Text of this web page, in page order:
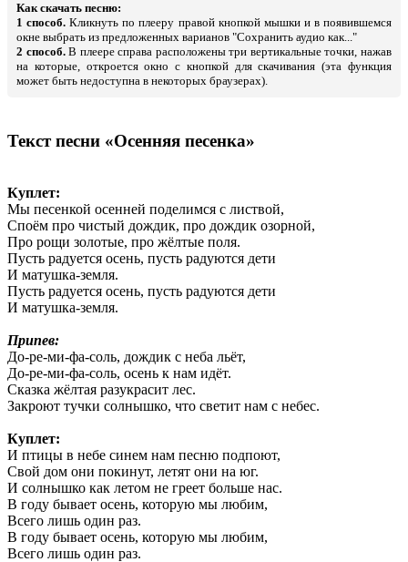
Как скачать песню:
1 способ. Кликнуть по плееру правой кнопкой мышки и в появившемся
окне выбрать из предложенных варианов "Сохранить аудио как..."
2 способ.В плеере справа расположены три вертикальные точки, нажав
на которые, откроется окно с кнопкой для скачивания (эта функция
может быть недоступна в некоторых браузерах).
Текст песни «Осенняя песенка»
Куплет:
Мы песенкой осенней поделимся с листвой,
Споём про чистый дождик, про дождик озорной,
Про рощи золотые, про жёлтые поля.
Пусть радуется осень, пусть радуются дети
И матушка-земля.
Пусть радуется осень, пусть радуются дети
И матушка-земля.
Припев:
До-ре-ми-фа-соль, дождик с неба льёт,
До-ре-ми-фа-соль, осень к нам идёт.
Сказка жёлтая разукрасит лес.
Закроют тучки солнышко, что светит нам с небес.
Куплет:
И птицы в небе синем нам песню подпоют,
Свой дом они покинут, летят они на юг.
И солнышко как летом не греет больше нас.
В году бывает осень, которую мы любим,
Всего лишь один раз.
В году бывает осень, которую мы любим,
Всего лишь один раз.